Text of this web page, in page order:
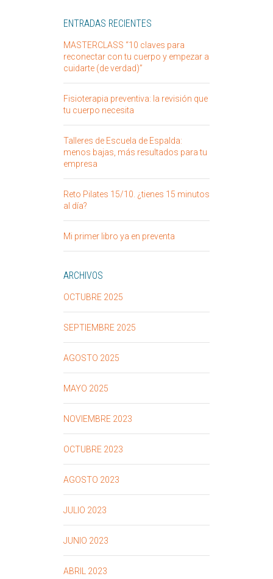
ENTRADAS RECIENTES
MASTERCLASS “10 claves para
reconectar con tu cuerpo y empezar a
cuidarte (de verdad)”
Fisioterapia preventiva: la revisión que
tu cuerpo necesita
Talleres de Escuela de Espalda:
menos bajas, más resultados para tu
empresa
Reto Pilates 15/10. ¿tienes 15 minutos
al día?
Mi primer libro ya en preventa
ARCHIVOS
OCTUBRE 2025
SEPTIEMBRE 2025
AGOSTO 2025
MAYO 2025
NOVIEMBRE 2023
OCTUBRE 2023
AGOSTO 2023
JULIO 2023
JUNIO 2023
ABRIL 2023